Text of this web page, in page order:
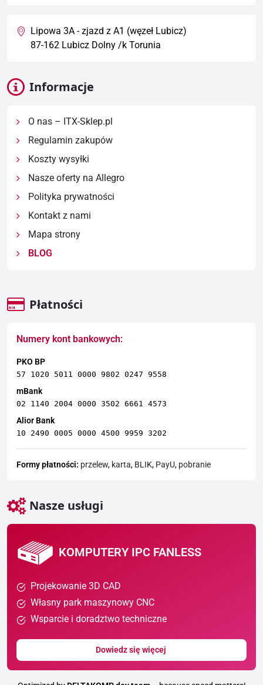
Lipowa 3A - zjazd z A1 (węzeł Lubicz)
87-162 Lubicz Dolny /k Torunia
Informacje
O nas – ITX-Sklep.pl
Regulamin zakupów
Koszty wysyłki
Nasze oferty na Allegro
Polityka prywatności
Kontakt z nami
Mapa strony
BLOG
Płatności
Numery kont bankowych:
PKO BP
57 1020 5011 0000 9802 0247 9558
mBank
02 1140 2004 0000 3502 6661 4573
Alior Bank
10 2490 0005 0000 4500 9959 3202
Formy płatności: przelew, karta, BLIK, PayU, pobranie
Nasze usługi
KOMPUTERY IPC FANLESS
Projekowanie 3D CAD
Własny park maszynowy CNC
Wsparcie i doradztwo techniczne
Dowiedz się więcej